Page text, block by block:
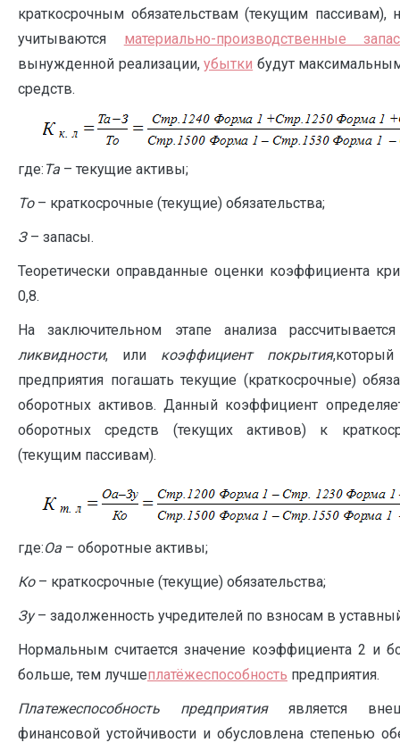
краткосрочным обязательствам (текущим пассивам),
учитываются материально-производственные
вынужденной реализации,убытки будут
средств.
где: Та – текущие активы;
То– краткосрочные (текущие) обязательства;
З– запасы.
Теоретически оправданные оценки коэффициента
0,8.
На заключительном этапе анализа
ликвидности, или коэффициент покрытия
предприятия погашать текущие (краткосрочные)
оборотных активов. Данный коэффициент
оборотных средств (текущих активов) к
(текущим пассивам).
где:Оа – оборотные активы;
Ко– краткосрочные (текущие) обязательства;
Зу– задолженность учредителей по взносам в
Нормальным считается значение коэффициента 2 и
больше, тем лучшеплатёжеспособность предприятия.
Платежеспособность предприятияявляется
финансовой устойчивости и обусловлена степенью